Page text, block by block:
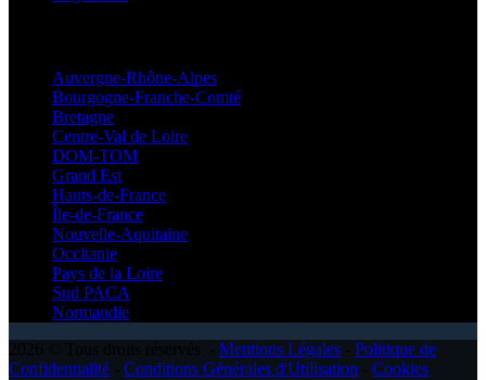
Auvergne-Rhône-Alpes
Bourgogne-Franche-Comté
Bretagne
Centre-Val de Loire
DOM-TOM
Grand Est
Hauts-de-France
Île-de-France
Nouvelle-Aquitaine
Occitanie
Pays de la Loire
Sud PACA
Normandie
Mentions Légales
Politique de
Confidentialité
Conditions Générales d'Utilisation
Cookies